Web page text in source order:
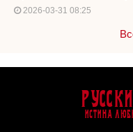
2026-03-31 08:25
Истина